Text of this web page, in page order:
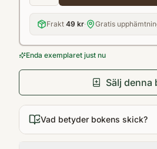
Frakt 49 kr· Gratis
Enda exemplaret just nu
Sälj denna
Vad betyder bokens skick?